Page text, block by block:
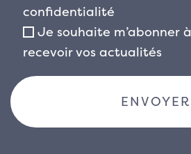
compacte et de floraison
Osmanthus × burkwoodii est
pour ceux qui veulent un
d’offrir de l’intérêt pendant
de l’année.
confidentialité
Je souhaite m’abonner
recevoir vos actualités